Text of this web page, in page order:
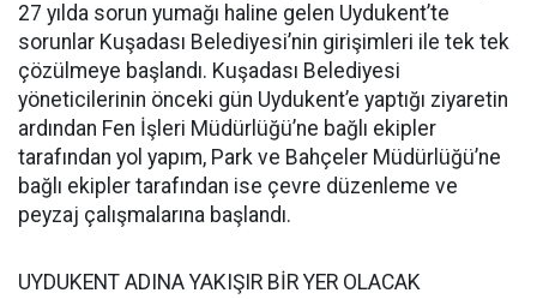
27 yılda sorun yumağı haline gelen Uydukent’te
sorunlar Kuşadası Belediyesi’nin girişimleri ile tek tek
çözülmeye başlandı. Kuşadası Belediyesi
yöneticilerinin önceki gün Uydukent’e yaptığı ziyaretin
ardından Fen İşleri Müdürlüğü’ne bağlı ekipler
tarafından yol yapım, Park ve Bahçeler Müdürlüğü’ne
bağlı ekipler tarafından ise çevre düzenleme ve
peyzaj çalışmalarına başlandı.
UYDUKENT ADINA YAKIŞIR BİR YER OLACAK